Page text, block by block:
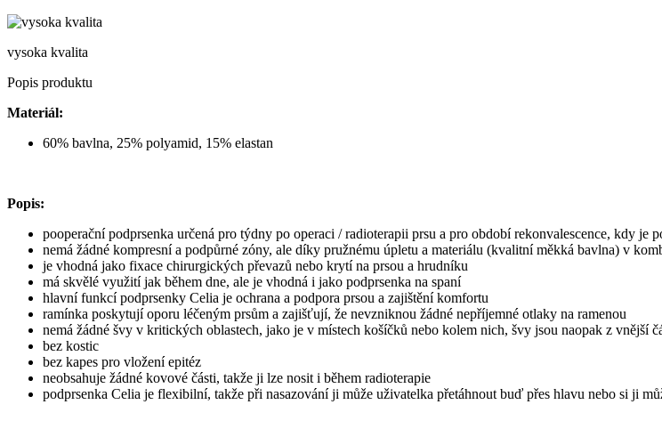
vysoka kvalita
Popis produktu
Materiál:
60% bavlna, 25% polyamid, 15% elastan
Popis:
pooperační podprsenka určená pro týdny po operaci / radioterapii prsu a pro období rekonvalescence, kdy je
nemá žádné kompresní a podpůrné zóny, ale díky pružnému úpletu a materiálu (kvalitní měkká bavlna) v
je vhodná jako fixace chirurgických převazů nebo krytí na prsou a hrudníku
má skvělé využití jak během dne, ale je vhodná i jako podprsenka na spaní
hlavní funkcí podprsenky Celia je ochrana a podpora prsou a zajištění komfortu
ramínka poskytují oporu léčeným prsům a zajišťují, že nevzniknou žádné nepříjemné otlaky na ramenou
nemá žádné švy v kritických oblastech, jako je v místech košíčků nebo kolem nich, švy jsou naopak z vnější
bez kostic
bez kapes pro vložení epitéz
neobsahuje žádné kovové části, takže ji lze nosit i během radioterapie
podprsenka Celia je flexibilní, takže při nasazování ji může uživatelka přetáhnout buď přes hlavu nebo si ji